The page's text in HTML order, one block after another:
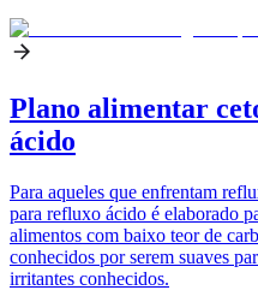
Plano alimentar
ácido
Para aqueles que enfrentam
para refluxo ácido é elaborado
alimentos com baixo teor de
conhecidos por serem suaves
irritantes conhecidos.